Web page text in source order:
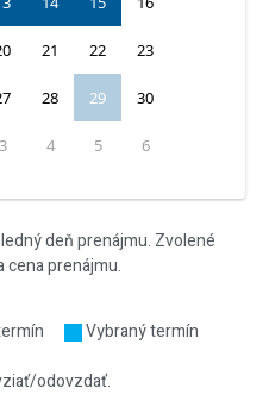
21 22 23
28 29 30
3 4 5 6
deň prenájmu. Zvolené
cena prenájmu.
Vybraný termín
odovzdať.